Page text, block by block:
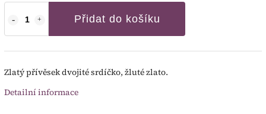
Přidat do košíku
Zlatý přívěsek dvojité srdíčko, žluté zlato.
Detailní informace